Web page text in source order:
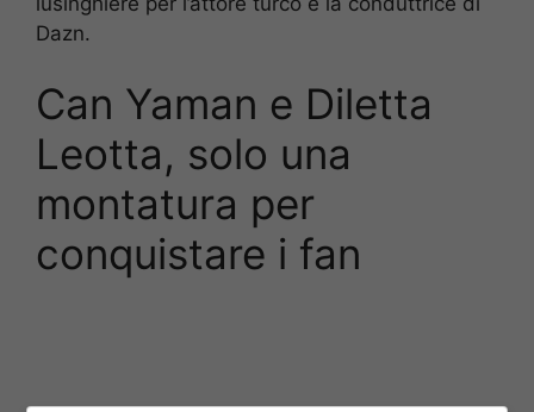
Dazn.
Can Yaman e Diletta
Leotta, solo una
montatura per
conquistare i fan